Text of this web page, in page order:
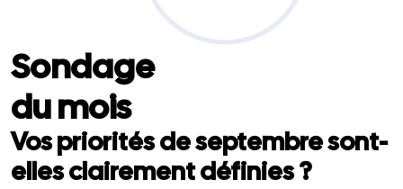
Sondage
du mois
Vos priorités de septembre sont-
elles clairement définies ?